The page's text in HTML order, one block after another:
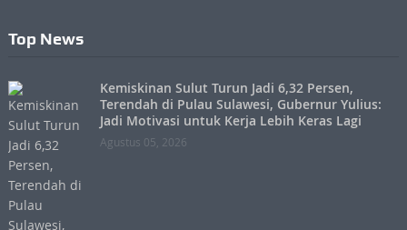
Top News
Kemiskinan Sulut Turun Jadi 6,32 Persen,
Terendah di Pulau Sulawesi, Gubernur Yulius:
Jadi Motivasi untuk Kerja Lebih Keras Lagi
Agustus 05, 2026